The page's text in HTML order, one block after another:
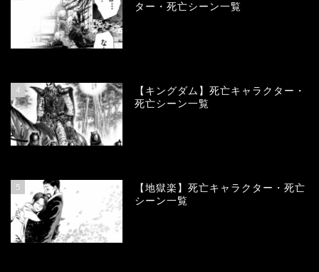
ター・死亡シーン一覧
4
【キングダム】死亡キャラクター・
死亡シーン一覧
5
【地獄楽】死亡キャラクター・死亡
シーン一覧